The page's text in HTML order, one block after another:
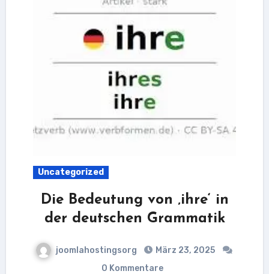
Uncategorized
Die Bedeutung von ‚ihre‘ in
der deutschen Grammatik
joomlahostingsorg
März 23, 2025
0 Kommentare